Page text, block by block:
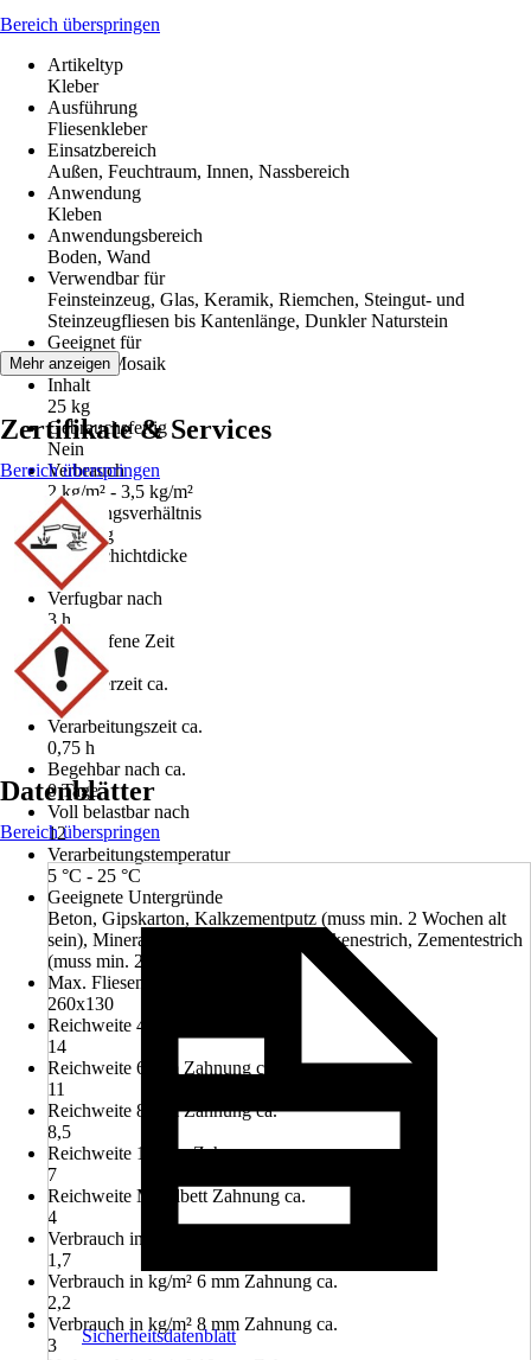
Bereich überspringen
Artikeltyp
Kleber
Ausführung
Fliesenkleber
Einsatzbereich
Außen, Feuchtraum, Innen, Nassbereich
Anwendung
Kleben
Anwendungsbereich
Boden, Wand
Verwendbar für
Feinsteinzeug, Glas, Keramik, Riemchen, Steingut- und
Steinzeugfliesen bis Kantenlänge, Dunkler Naturstein
Geeignet für
Fliesen, Mosaik
Inhalt
25 kg
Gebrauchsfertig
Nein
Verbrauch
2 kg/m² - 3,5 kg/m²
Mischungsverhältnis
0,27 l/kg
Max. Schichtdicke
20 mm
Verfugbar nach
3 h
Klebeoffene Zeit
15 min
Korrigierzeit ca.
5
Verarbeitungszeit ca.
0,75 h
Begehbar nach ca.
0 Tage
Voll belastbar nach
12
Verarbeitungstemperatur
5 °C - 25 °C
Geeignete Untergründe
Beton, Gipskarton, Kalkzementputz (muss min. 2 Wochen alt
sein), Mineralische Untergründe, Trockenestrich, Zementestrich
(muss min. 2 Wochen alt sein)
Max. Fliesenformat (LxB) cm
260x130
Reichweite 4 mm Zahnung ca.
14
Reichweite 6 mm Zahnung ca.
11
Reichweite 8 mm Zahnung ca.
8,5
Reichweite 10 mm Zahnung ca.
7
Reichweite Mittelbett Zahnung ca.
4
Verbrauch in kg/m² 4 mm Zahnung ca.
1,7
Verbrauch in kg/m² 6 mm Zahnung ca.
2,2
Verbrauch in kg/m² 8 mm Zahnung ca.
3
Mehr anzeigen
Zertifikate & Services
Bereich überspringen
Datenblätter
Bereich überspringen
Sicherheitsdatenblatt